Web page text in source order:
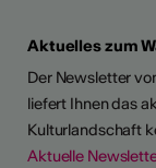
Aktuelles zum
Der Newsletter
liefert Ihnen das
Kulturlandschaft
Aktuelle